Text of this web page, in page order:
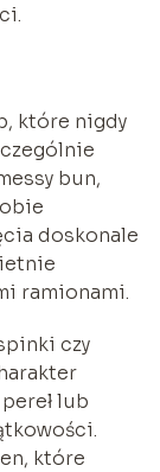
które nigdy
bun,
doskonale
ramionami.
czy
lub
które